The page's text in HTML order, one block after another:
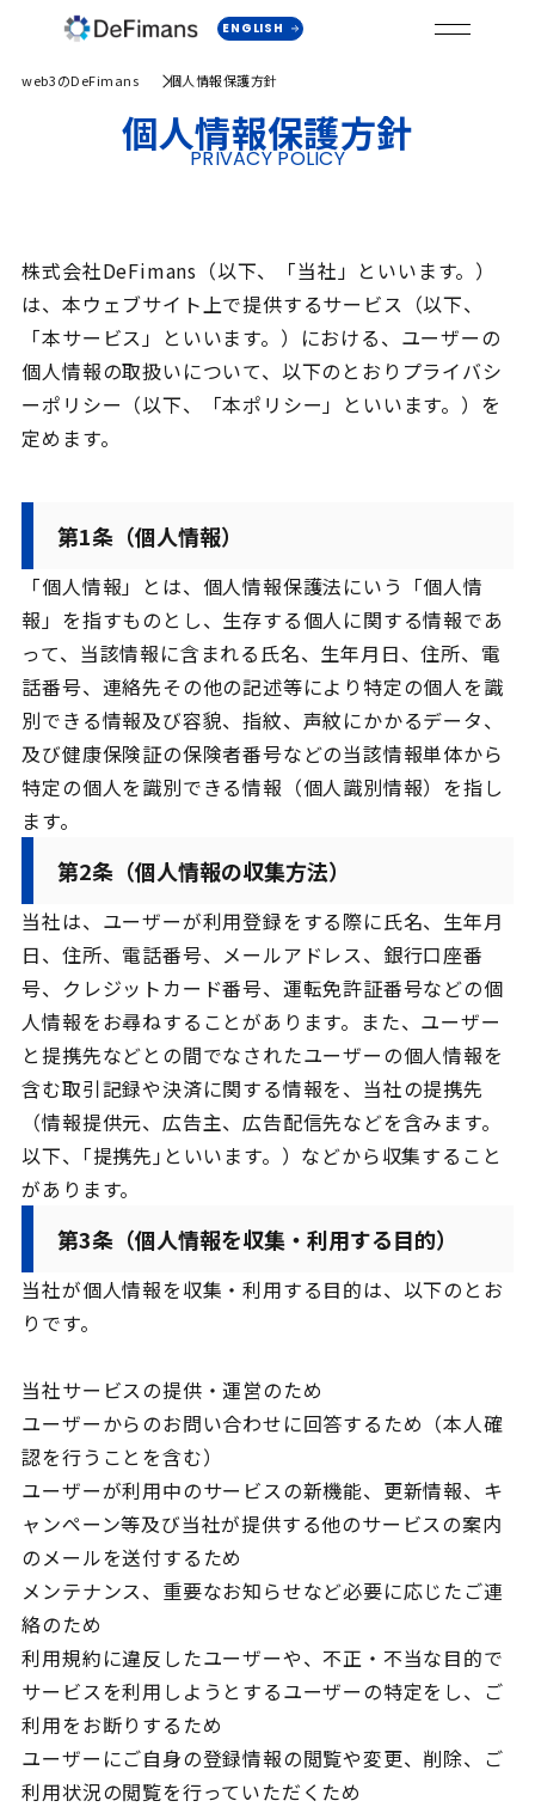
ENGLISH
個人情報保護方針
PRIVACY POLICY
web3のDeFimans 個人情報保護方針
株式会社DeFimans（以下、「当社」といいます。）
は、本ウェブサイト上で提供するサービス（以下、
「本サービス」といいます。）における、ユーザーの
個人情報の取扱いについて、以下のとおりプライバシ
ーポリシー（以下、「本ポリシー」といいます。）を
定めます。
第1条（個人情報）
「個人情報」とは、個人情報保護法にいう「個人情
報」を指すものとし、生存する個人に関する情報であ
って、当該情報に含まれる氏名、生年月日、住所、電
話番号、連絡先その他の記述等により特定の個人を識
別できる情報及び容貌、指紋、声紋にかかるデータ、
及び健康保険証の保険者番号などの当該情報単体から
特定の個人を識別できる情報（個人識別情報）を指し
ます。
第2条（個人情報の収集方法）
当社は、ユーザーが利用登録をする際に氏名、生年月
日、住所、電話番号、メールアドレス、銀行口座番
号、クレジットカード番号、運転免許証番号などの個
人情報をお尋ねすることがあります。また、ユーザー
と提携先などとの間でなされたユーザーの個人情報を
含む取引記録や決済に関する情報を、当社の提携先
（情報提供元、広告主、広告配信先などを含みます。
以下、｢提携先｣といいます。）などから収集すること
があります。
第3条（個人情報を収集・利用する目的）
当社が個人情報を収集・利用する目的は、以下のとお
りです。
当社サービスの提供・運営のため
ユーザーからのお問い合わせに回答するため（本人確
認を行うことを含む）
ユーザーが利用中のサービスの新機能、更新情報、キ
ャンペーン等及び当社が提供する他のサービスの案内
のメールを送付するため
メンテナンス、重要なお知らせなど必要に応じたご連
絡のため
利用規約に違反したユーザーや、不正・不当な目的で
サービスを利用しようとするユーザーの特定をし、ご
利用をお断りするため
ユーザーにご自身の登録情報の閲覧や変更、削除、ご
利用状況の閲覧を行っていただくため